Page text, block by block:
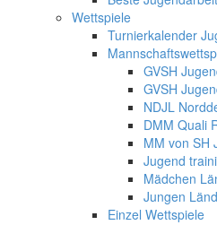
Wettspiele
Turnierkalender
GVSH
GVSH
NDJL
DMM Quali
MM von SH
Jugend
Mädchen
Jungen
Einzel Wettspiele